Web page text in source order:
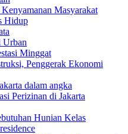
Masyarakat
Hidup
Urban
Minggat
Penggerak Ekonomi
dalam angka
Perizinan di Jakarta
Hunian Kelas